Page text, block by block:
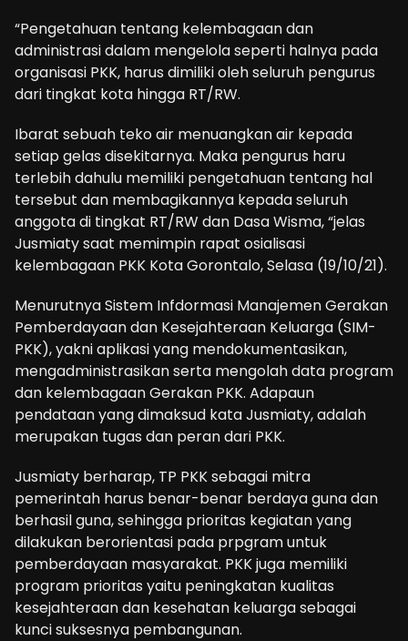
“Pengetahuan tentang kelembagaan dan
administrasi dalam mengelola seperti halnya pada
organisasi PKK, harus dimiliki oleh seluruh pengurus
dari tingkat kota hingga RT/RW.
Ibarat sebuah teko air menuangkan air kepada
setiap gelas disekitarnya. Maka pengurus haru
terlebih dahulu memiliki pengetahuan tentang hal
tersebut dan membagikannya kepada seluruh
anggota di tingkat RT/RW dan Dasa Wisma, “jelas
Jusmiaty saat memimpin rapat osialisasi
kelembagaan PKK Kota Gorontalo, Selasa (19/10/21).
Menurutnya Sistem Infdormasi Manajemen Gerakan
Pemberdayaan dan Kesejahteraan Keluarga (SIM-
PKK), yakni aplikasi yang mendokumentasikan,
mengadministrasikan serta mengolah data program
dan kelembagaan Gerakan PKK. Adapaun
pendataan yang dimaksud kata Jusmiaty, adalah
merupakan tugas dan peran dari PKK.
Jusmiaty berharap, TP PKK sebagai mitra
pemerintah harus benar-benar berdaya guna dan
berhasil guna, sehingga prioritas kegiatan yang
dilakukan berorientasi pada prpgram untuk
pemberdayaan masyarakat. PKK juga memiliki
program prioritas yaitu peningkatan kualitas
kesejahteraan dan kesehatan keluarga sebagai
kunci suksesnya pembangunan.